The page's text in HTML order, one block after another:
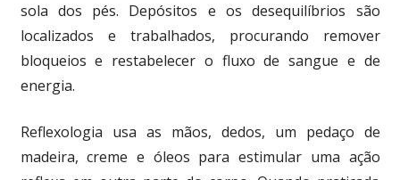
sola dos pés. Depósitos e os desequilíbrios são
localizados e trabalhados, procurando remover
bloqueios e restabelecer o fluxo de sangue e de
energia.
Reflexologia usa as mãos, dedos, um pedaço de
madeira, creme e óleos para estimular uma ação